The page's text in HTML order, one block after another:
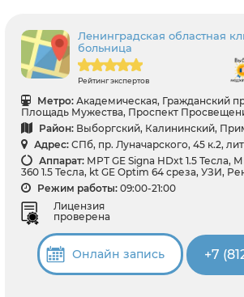
Ленинградская областная
больница
Рейтинг экспертов
Метро: Академическая, Гражданский
Площадь Мужества, Проспект
Район: Выборгский, Калининский,
Адрес: СПб, пр. Луначарского, 45 к.2,
Аппарат: МРТ GE Signa HDxt 1.5 Тесла,
360 1.5 Тесла, kt GE Optim 64 среза, УЗИ,
Режим работы: 09:00-21:00
Лицензия
проверена
Онлайн запись +7